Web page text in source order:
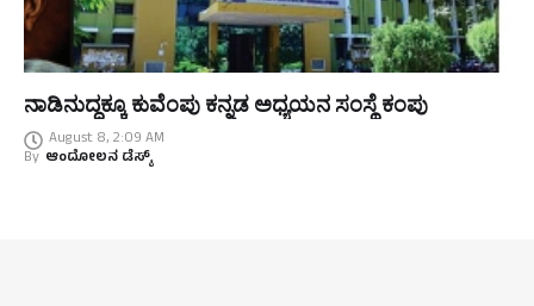
ನಾಡಿನುದ್ದಕ್ಕೂ ಕುವೆಂಪು ಕನ್ನಡ ಅಧ್ಯಯನ ಸಂಸ್ಥೆ ಕಂಪು
August 8, 2:09 AM
By ಆಂದೋಲನ ಡೆಸ್ಕ್